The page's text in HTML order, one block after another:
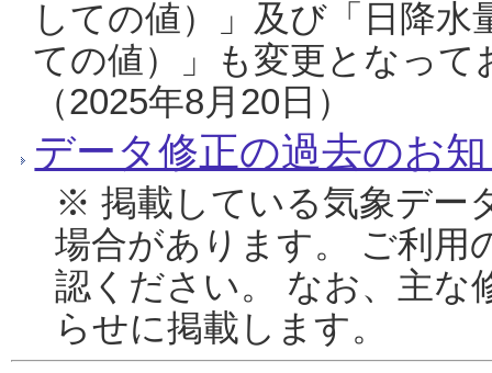
しての値）」及び「日降
ての値）」も変更となっ
（2025年8月20日）
データ修正の過去のお
※ 掲載している気象デー
場合があります。 ご利用
認ください。 なお、主な
らせに掲載します。